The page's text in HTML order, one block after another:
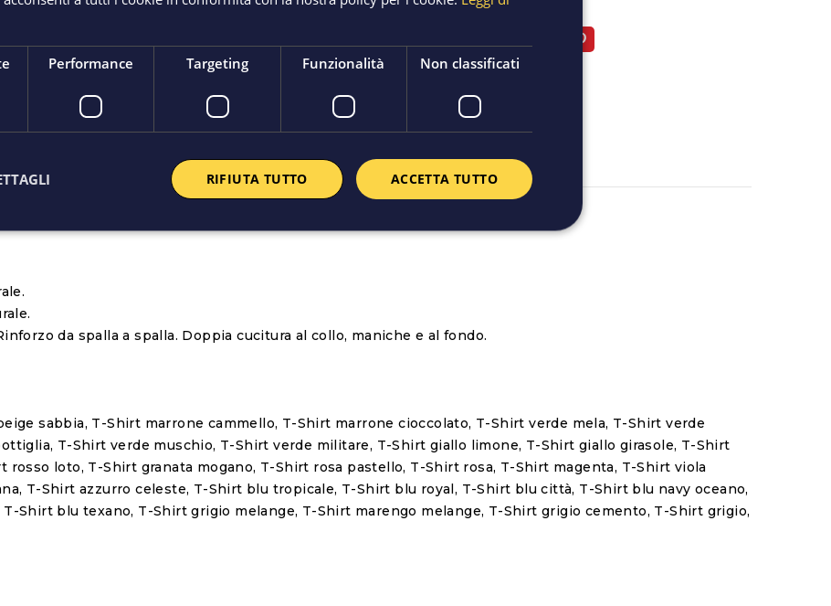
Dettagli Del Prodotto Spedizione
da spalla a spalla. Doppia cucitura al collo, maniche e al fondo.
sabbia, T-Shirt marrone cammello, T-Shirt marrone cioccolato, T-Shirt verde mela, T-Shirt verde
T-Shirt verde muschio, T-Shirt verde militare, T-Shirt giallo limone, T-Shirt giallo girasole, T-Shirt
rosso loto, T-Shirt granata mogano, T-Shirt rosa pastello, T-Shirt rosa, T-Shirt magenta, T-Shirt viola
T-Shirt azzurro celeste, T-Shirt blu tropicale, T-Shirt blu royal, T-Shirt blu città, T-Shirt blu navy oceano,
Shirt blu texano, T-Shirt grigio melange, T-Shirt marengo melange, T-Shirt grigio cemento, T-Shirt grigio,
Performance Targeting Funzionalità Non classificati
ACCETTA TUTTO
RIFIUTA TUTTO